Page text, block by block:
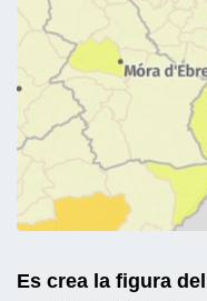
Es crea la figura